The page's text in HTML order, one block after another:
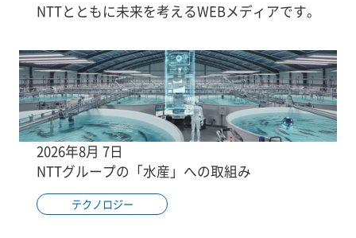
NTTとともに未来を考えるWEBメディアです。
2026年8月 7日
NTTグループの「水産」への取組み
テクノロジー